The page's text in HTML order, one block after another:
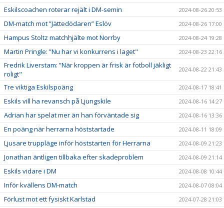
Eskilscoachen roterar rejält i DM-semin 2024-08-26 20:53
DM-match mot ”Jättedödaren” Eslöv 2024-08-26 17:00
Hampus Stoltz matchhjälte mot Norrby 2024-08-24 19:28
Martin Pringle: ”Nu har vi konkurrens i laget" 2024-08-23 22:16
Fredrik Liverstam: ”När kroppen är frisk är fotboll jäkligt
roligt"
2024-08-22 21:43
Tre viktiga Eskilspoäng 2024-08-17 18:41
Eskils vill ha revansch på Ljungskile 2024-08-16 14:27
Adrian har spelat mer än han förväntade sig 2024-08-16 13:36
En poäng när herrarna höststartade 2024-08-11 18:09
Ljusare truppläge inför höststarten för Herrarna 2024-08-09 21:23
Jonathan äntligen tillbaka efter skadeproblem 2024-08-09 21:14
Eskils vidare i DM 2024-08-08 10:44
Inför kvällens DM-match 2024-08-07 08:04
Förlust mot ett fysiskt Karlstad 2024-07-28 21:03